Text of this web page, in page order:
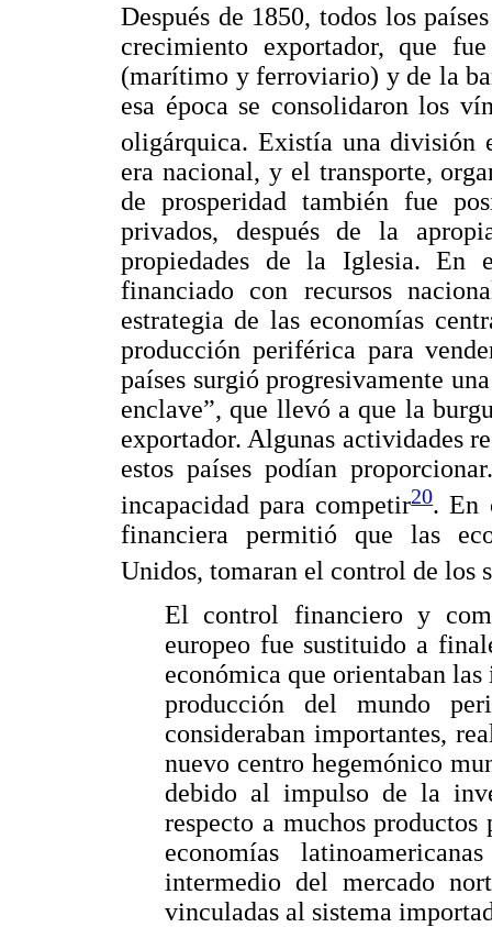
Después de 1850, todos los
crecimiento exportador, que
(marítimo y ferroviario) y de la
esa época se consolidaron los
oligárquica. Existía una división
era nacional, y el transporte,
de prosperidad también fue
privados, después de la
propiedades de la Iglesia. En
financiado con recursos
estrategia de las economías
producción periférica para
países surgió progresivamente
enclave”, que llevó a que la
exportador. Algunas actividades
estos países podían
incapacidad para competir20. En
financiera permitió que las
Unidos, tomaran el control de los
El control financiero y
europeo fue sustituido a
económica que orientaban
producción del mundo
consideraban importantes,
nuevo centro hegemónico
debido al impulso de la
respecto a muchos
economías
intermedio del mercado
vinculadas al sistema